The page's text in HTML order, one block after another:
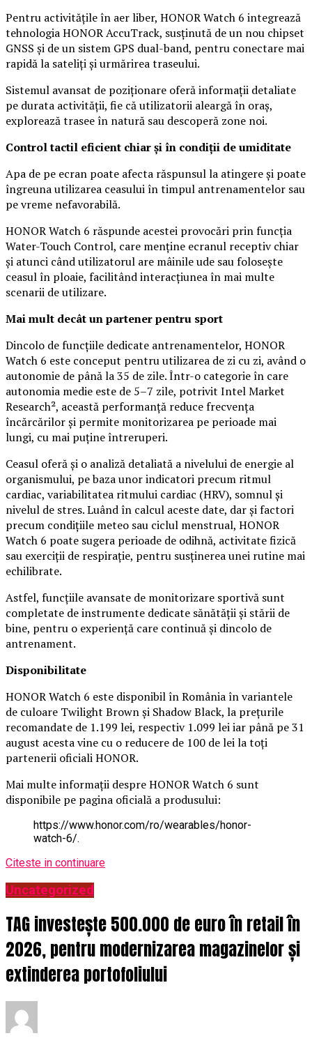
Pentru activitățile în aer liber, HONOR Watch 6 integrează
tehnologia HONOR AccuTrack, susținută de un nou chipset
GNSS și de un sistem GPS dual-band, pentru conectare mai
rapidă la sateliți și urmărirea traseului.
Sistemul avansat de poziționare oferă informații detaliate
pe durata activității, fie că utilizatorii aleargă în oraș,
explorează trasee în natură sau descoperă zone noi.
Control tactil eficient chiar și în condiții de umiditate
Apa de pe ecran poate afecta răspunsul la atingere și poate
îngreuna utilizarea ceasului în timpul antrenamentelor sau
pe vreme nefavorabilă.
HONOR Watch 6 răspunde acestei provocări prin funcția
Water-Touch Control, care menține ecranul receptiv chiar
și atunci când utilizatorul are mâinile ude sau folosește
ceasul în ploaie, facilitând interacțiunea în mai multe
scenarii de utilizare.
Mai mult decât un partener pentru sport
Dincolo de funcțiile dedicate antrenamentelor, HONOR
Watch 6 este conceput pentru utilizarea de zi cu zi, având o
autonomie de până la 35 de zile. Într-o categorie în care
autonomia medie este de 5–7 zile, potrivit Intel Market
Research², această performanță reduce frecvența
încărcărilor și permite monitorizarea pe perioade mai
lungi, cu mai puține întreruperi.
Ceasul oferă și o analiză detaliată a nivelului de energie al
organismului, pe baza unor indicatori precum ritmul
cardiac, variabilitatea ritmului cardiac (HRV), somnul și
nivelul de stres. Luând în calcul aceste date, dar și factori
precum condițiile meteo sau ciclul menstrual, HONOR
Watch 6 poate sugera perioade de odihnă, activitate fizică
sau exerciții de respirație, pentru susținerea unei rutine mai
echilibrate.
Astfel, funcțiile avansate de monitorizare sportivă sunt
completate de instrumente dedicate sănătății și stării de
bine, pentru o experiență care continuă și dincolo de
antrenament.
Disponibilitate
HONOR Watch 6 este disponibil în România în variantele
de culoare Twilight Brown și Shadow Black, la prețurile
recomandate de 1.199 lei, respectiv 1.099 lei iar până pe 31
august acesta vine cu o reducere de 100 de lei la toți
partenerii oficiali HONOR.
Mai multe informații despre HONOR Watch 6 sunt
disponibile pe pagina oficială a produsului:
https://www.honor.com/ro/wearables/honor-
watch-6/.
Citeste in continuare
Uncategorized
TAG investește 500.000 de euro în retail în
2026, pentru modernizarea magazinelor și
extinderea portofoliului